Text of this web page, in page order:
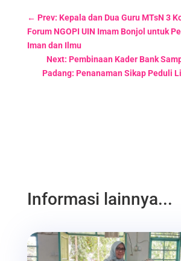
← Prev: Kepala dan Dua Guru MTsN 3
Forum NGOPI UIN Imam Bonjol untuk
Iman dan Ilmu
Next: Pembinaan Kader Bank
Padang: Penanaman Sikap Peduli
Informasi lainnya...